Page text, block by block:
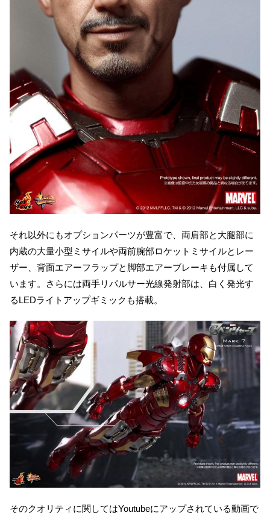
それ以外にもオプションパーツが豊富で、両肩部と大腿部に
内蔵の大量小型ミサイルや両前腕部ロケットミサイルとレー
ザー、背面エアーフラップと脚部エアーブレーキも付属して
います。さらには両手リパルサー光線発射部は、白く発光す
るLEDライトアップギミックも搭載。
そのクオリティに関してはYoutubeにアップされている動画で